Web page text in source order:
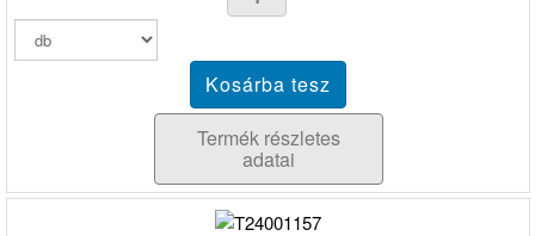
Termék részletes
adatai